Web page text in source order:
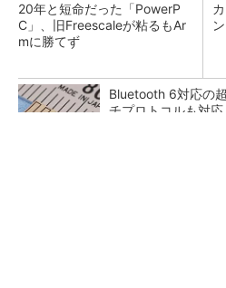
20年と短命だった「PowerP
C」、旧Freescaleが粘るもAr
mに勝てず
Bluetooth 6対応の
チプロトコルも対応